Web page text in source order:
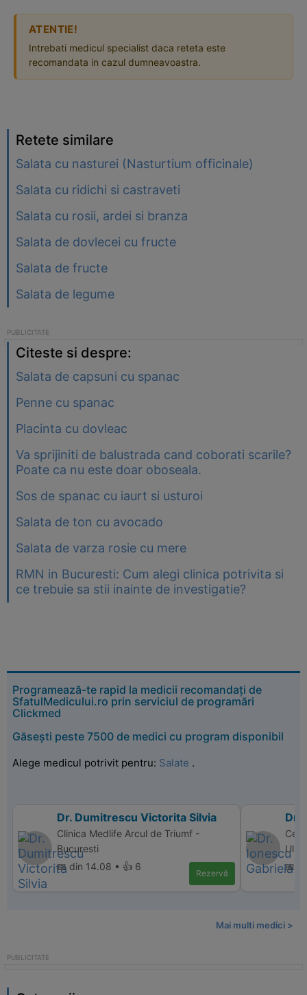
ATENTIE!
Intrebati medicul specialist daca reteta este
recomandata in cazul dumneavoastra.
Retete similare
Salata cu nasturei (Nasturtium officinale)
Salata cu ridichi si castraveti
Salata cu rosii, ardei si branza
Salata de dovlecei cu fructe
Salata de fructe
Salata de legume
Citeste si despre:
Salata de capsuni cu spanac
Penne cu spanac
Placinta cu dovleac
Va sprijiniti de balustrada cand coborati scarile?
Poate ca nu este doar oboseala.
Sos de spanac cu iaurt si usturoi
Salata de ton cu avocado
Salata de varza rosie cu mere
RMN in Bucuresti: Cum alegi clinica potrivita si
ce trebuie sa stii inainte de investigatie?
Programează-te rapid la medicii recomandați de
SfatulMedicului.ro prin serviciul de programări
Clickmed
Găsești peste 7500 de medici cu program disponibil
Alege medicul potrivit pentru: Salate .
Dr. Dumitrescu Victorita Silvia
Clinica Medlife Arcul de Triumf -
Bucuresti
📅 din 14.08 • 👍 6
Rezervă
Dr.
📅
Mai multi medici >